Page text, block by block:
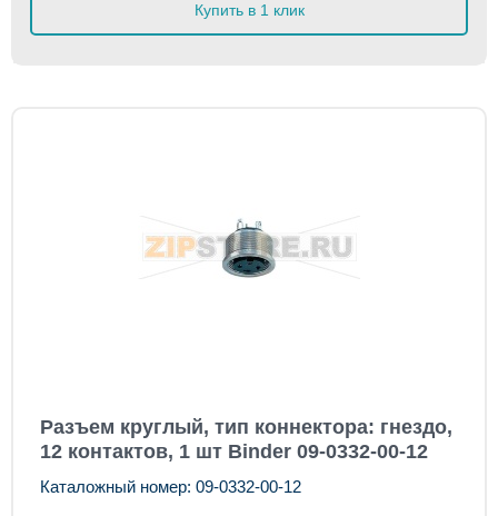
Купить в 1 клик
Разъем круглый, тип коннектора: гнездо,
12 контактов, 1 шт Binder 09-0332-00-12
Каталожный номер: 09-0332-00-12